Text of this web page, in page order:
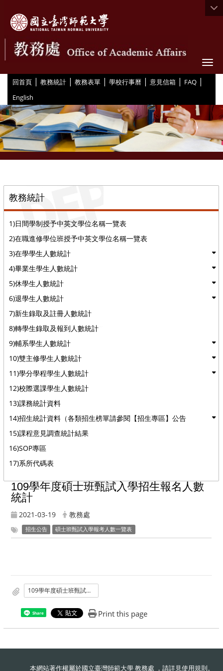
回首頁 | 教務統計 | 教務表單 | 學校行事曆 | 意見信箱 | FAQ |
English
教務統計
1)日間學制授予中英文學位名稱一覽表
2)在職進修學位班授予中英文學位名稱一覽表
3)在學學生人數統計
4)畢業生學生人數統計
5)休學生人數統計
6)退學生人數統計
7)新生錄取及註冊人數統計
8)轉學生錄取及報到人數統計
9)輔系學生人數統計
10)雙主修學生人數統計
11)學分學程學生人數統計
12)校際選課學生人數統計
13)課務統計資料
14)招生統計資料（各類招生榜單請參閱【招生專區】公告
15)課程意見調查統計結果
16)SOP專區
17)系所代碼表
109學年度碩士班甄試入學招生報名人數
統計
2021-03-19 教務處
招生公告 碩士班甄試入學報考人數一覽表
109學年度碩士班甄試入學招生報名人數統計
Share Print this page
本網站著作權屬於國立臺灣師範大學 教務處 ，請詳見使用規則。